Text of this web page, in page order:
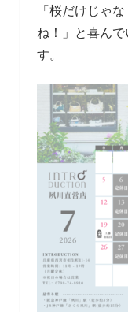
「桜だけじゃ
ね！」と喜ん
す。